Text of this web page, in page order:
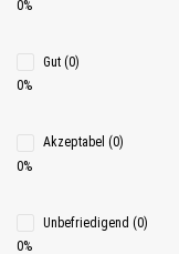
0%
Gut (0)
0%
Akzeptabel (0)
0%
Unbefriedigend (0)
0%